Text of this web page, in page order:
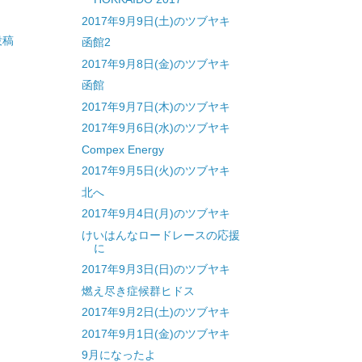
稿
2017年9月9日(土)のツブヤキ
函館2
2017年9月8日(金)のツブヤキ
函館
2017年9月7日(木)のツブヤキ
2017年9月6日(水)のツブヤキ
Compex Energy
2017年9月5日(火)のツブヤキ
北へ
2017年9月4日(月)のツブヤキ
けいはんなロードレースの応援
に
2017年9月3日(日)のツブヤキ
燃え尽き症候群ヒドス
2017年9月2日(土)のツブヤキ
2017年9月1日(金)のツブヤキ
9月になったよ